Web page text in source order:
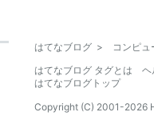
はてなブログ > コンピュ
はてなブログ タグとは
ヘ
はてなブログトップ
Copyright (C) 2001-2026